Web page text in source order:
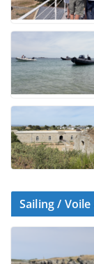
Sailing /